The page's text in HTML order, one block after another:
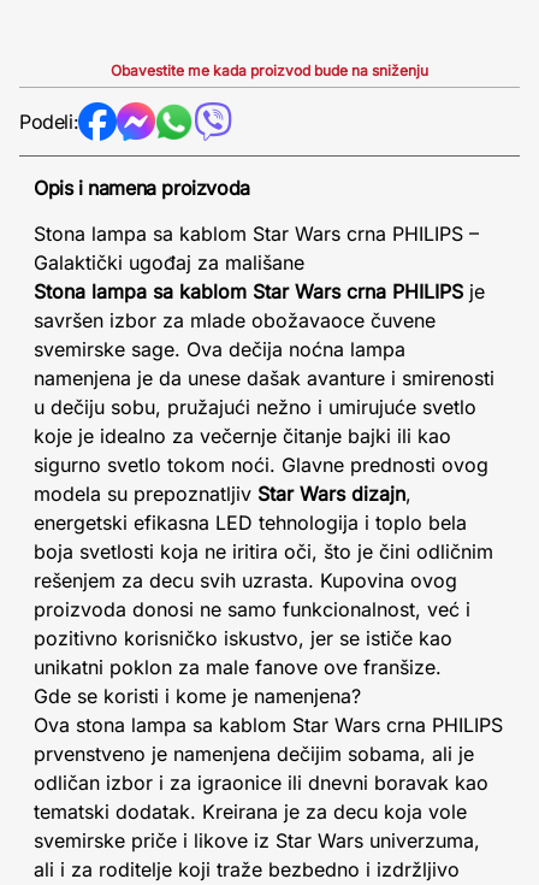
Obavestite me kada proizvod bude na sniženju
Podeli:
Opis i namena proizvoda
Stona lampa sa kablom Star Wars crna PHILIPS –
Galaktički ugođaj za mališane
Stona lampa sa kablom Star Wars crna PHILIPS je
savršen izbor za mlade obožavaoce čuvene
svemirske sage. Ova dečija noćna lampa
namenjena je da unese dašak avanture i smirenosti
u dečiju sobu, pružajući nežno i umirujuće svetlo
koje je idealno za večernje čitanje bajki ili kao
sigurno svetlo tokom noći. Glavne prednosti ovog
modela su prepoznatljiv Star Wars dizajn,
energetski efikasna LED tehnologija i toplo bela
boja svetlosti koja ne iritira oči, što je čini odličnim
rešenjem za decu svih uzrasta. Kupovina ovog
proizvoda donosi ne samo funkcionalnost, već i
pozitivno korisničko iskustvo, jer se ističe kao
unikatni poklon za male fanove ove franšize.
Gde se koristi i kome je namenjena?
Ova stona lampa sa kablom Star Wars crna PHILIPS
prvenstveno je namenjena dečijim sobama, ali je
odličan izbor i za igraonice ili dnevni boravak kao
tematski dodatak. Kreirana je za decu koja vole
svemirske priče i likove iz Star Wars univerzuma,
ali i za roditelje koji traže bezbedno i izdržljivo